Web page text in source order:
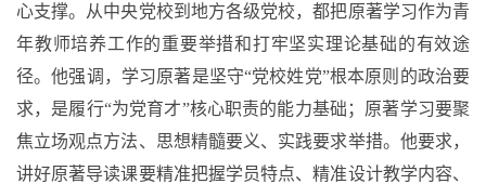
心支撑。从中央党校到地方各级党校，都把原著学习作为青
年教师培养工作的重要举措和打牢坚实理论基础的有效途
径。他强调，学习原著是坚守“党校姓党”根本原则的政治要
求，是履行“为党育才”核心职责的能力基础；原著学习要聚
焦立场观点方法、思想精髓要义、实践要求举措。他要求，
讲好原著导读课要精准把握学员特点、精准设计教学内容、